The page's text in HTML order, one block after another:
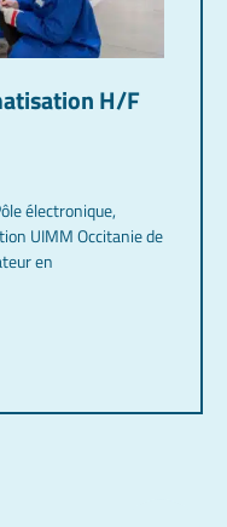
H/F
électronique,
UIMM Occitanie de
en